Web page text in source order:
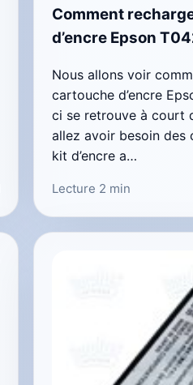
Comment
d’encre Epson
Nous allons voir
cartouche d’encre
ci se retrouve à court
allez avoir besoin des
kit d’encre a…
Lecture 2 min